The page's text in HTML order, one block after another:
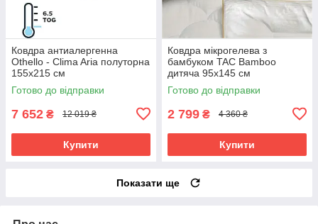
Ковдра антиалергенна
Othello - Clima Aria полуторна
155х215 см
Готово до відправки
7 652 ₴ 12 019 ₴
Купити
Ковдра мікрогелева з
бамбуком TAC Bamboo
дитяча 95х145 см
Готово до відправки
2 799 ₴ 4 360 ₴
Купити
Показати ще